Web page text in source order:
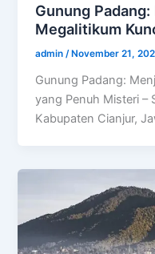
Gunung
Megalitikum
admin/ November 21,
Gunung Padang:
yang Penuh Misteri –
Kabupaten Cianjur,